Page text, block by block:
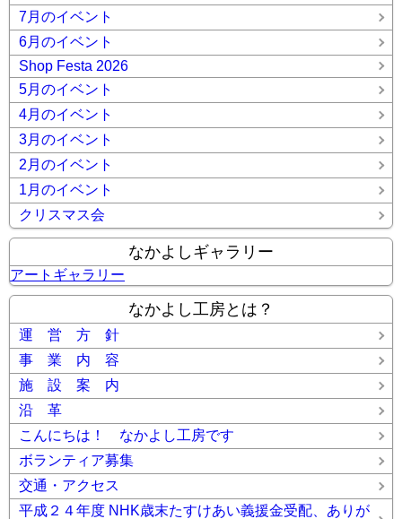
7月のイベント
6月のイベント
Shop Festa 2026
5月のイベント
4月のイベント
3月のイベント
2月のイベント
1月のイベント
クリスマス会
なかよしギャラリー
アートギャラリー
なかよし工房とは？
運 営 方 針
事 業 内 容
施 設 案 内
沿 革
こんにちは！ なかよし工房です
ボランティア募集
交通・アクセス
平成２４年度 NHK歳末たすけあい義援金受配、ありが